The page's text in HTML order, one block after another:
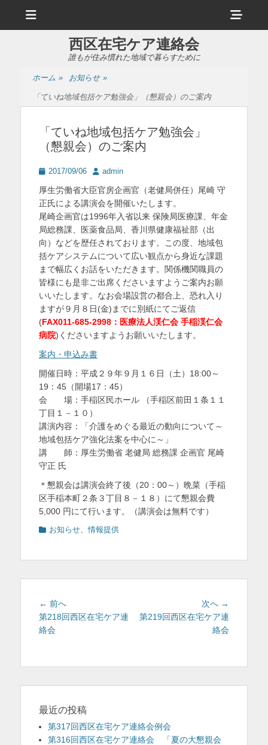
ュ
ヘ
ッ
イ
西区在宅ケア連絡会
誰もが住み慣れた地域で暮らすために
ホーム » お知らせ »
「ていね地域包括ケア勉強会」（懇親会）のご案内
「ていね地域包括ケア勉強会」
（懇親会）のご案内
投
日
2017/09/06
投
者
admin
厚生労働省大臣官房企画官（老健局併任）尾崎 守
正氏による講演会を開催いたします。
尾崎企画官は1996年入省以来 保険局医療課、年金
局総務課、医薬食品局、香川県健康福祉部（出
向）などを歴任されております。この度、地域包
括ケアシステムについて広い観点から身近な課題
まで幅広くお話をいただきます。関係機関職員の
皆様にも是非ご出席くださいますようご案内お願
いいたします。なお会場設営の都合上、恐れ入り
ますが９月８日(金)までに別紙にてご返信
(FAX011-685-2998：医療法人渓仁会 手稲渓仁会
病院)くださいますようお願いいたします。
案内・申込み書
開催日時：平成２９年９月１６日（土）18:00～
19：45（開場17：45）
会 場：手稲区民ホール （手稲区前田１条１１
丁目１－１０）
講演内容：「介護をめぐる最近の動向について～
地域包括ケア強化法案を中心に～」
講 師：厚生労働省 老健局 総務課 企画官 尾崎
守正 氏
＊懇親会は講演会終了後（20：00～）晩菜（手稲
区手稲本町２条３丁目８－１８）にて懇親会費
5,000 円にて行います。（講演会は無料です）
カ お知らせ、情報提供
投
稿
ナ
シ
ョ
ン
← 前へ
の
第218回西区在宅ケア連
絡会
次へ →
投
第219回西区在宅ケア連
絡会
最近の投稿
第317回西区在宅ケア連絡会例会
第316回西区在宅ケア連絡会 「夏の大懇親会